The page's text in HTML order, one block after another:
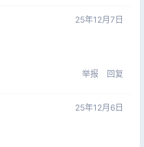
25年12月7日
举报 回复
25年12月6日